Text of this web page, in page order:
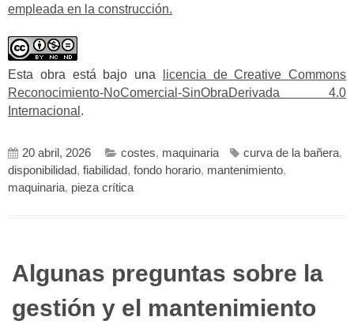
empleada en la construcción.
Esta obra está bajo una
licencia de Creative Commons
Reconocimiento-NoComercial-SinObraDerivada 4.0
Internacional .
20 abril, 2026 costes, maquinaria curva de la bañera,
disponibilidad, fiabilidad, fondo horario, mantenimiento,
maquinaria, pieza crítica
Algunas preguntas sobre la
gestión y el mantenimiento